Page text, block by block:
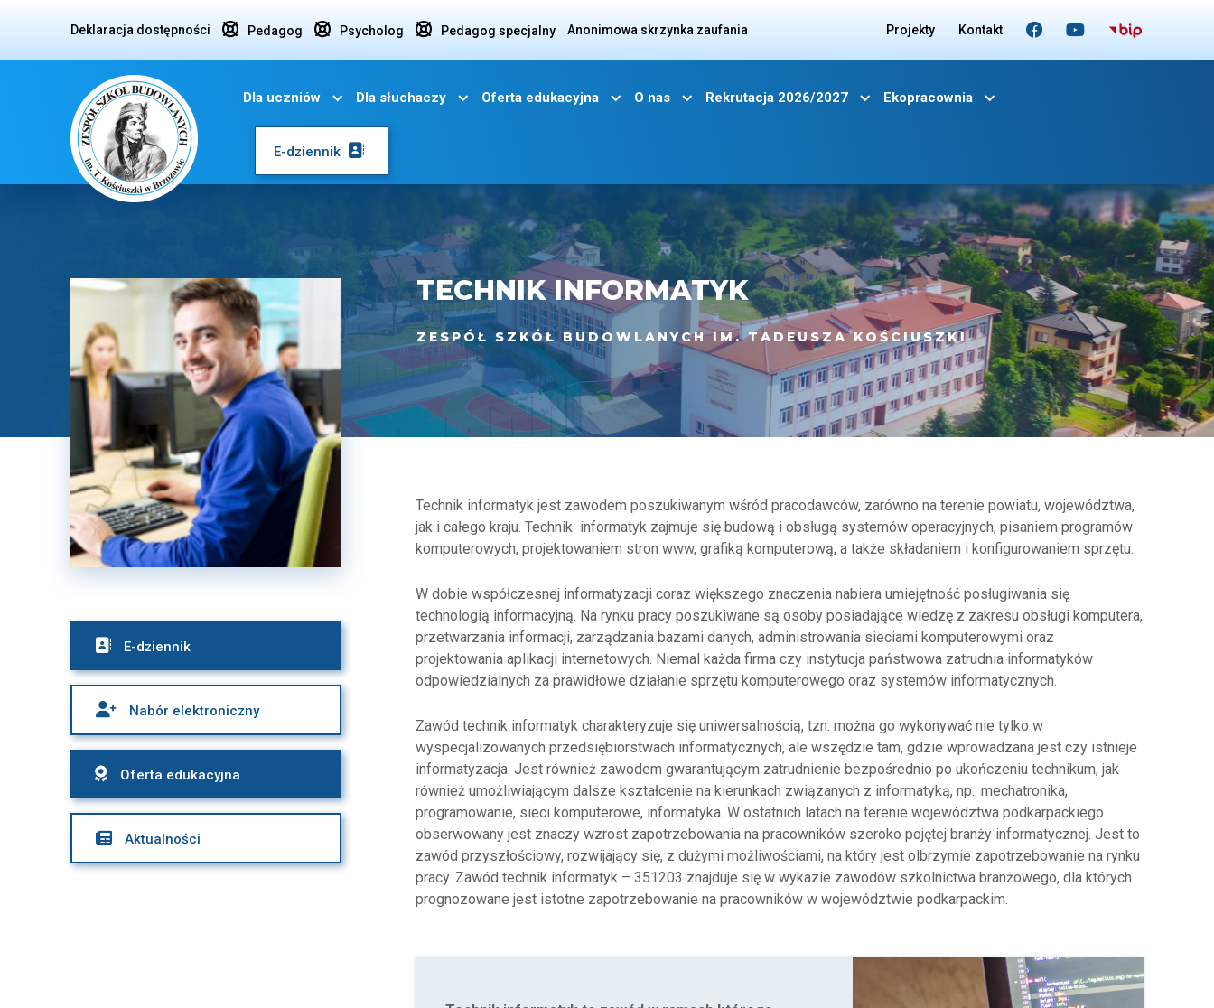
Deklaracja dostępności  Pedagog  Psycholog  Pedagog specjalny Anonimowa skrzynka zaufania Projekty Kontakt  
Dla uczniów Dla słuchaczy Oferta edukacyjna O nas Rekrutacja 2026/2027 Ekopracownia
E-dziennik 
TECHNIK INFORMATYK
ZESPÓŁ SZKÓŁ BUDOWLANYCH IM. TADEUSZA KOŚCIUSZKI
 E-dziennik
 Nabór elektroniczny
 Oferta edukacyjna
 Aktualności
Technik informatyk jest zawodem poszukiwanym wśród pracodawców, zarówno na terenie powiatu, województwa,
jak i całego kraju. Technik informatyk zajmuje się budową i obsługą systemów operacyjnych, pisaniem programów
komputerowych, projektowaniem stron www, grafiką komputerową, a także składaniem i konfigurowaniem sprzętu.
W dobie współczesnej informatyzacji coraz większego znaczenia nabiera umiejętność posługiwania się
technologią informacyjną. Na rynku pracy poszukiwane są osoby posiadające wiedzę z zakresu obsługi komputera,
przetwarzania informacji, zarządzania bazami danych, administrowania sieciami komputerowymi oraz
projektowania aplikacji internetowych. Niemal każda firma czy instytucja państwowa zatrudnia informatyków
odpowiedzialnych za prawidłowe działanie sprzętu komputerowego oraz systemów informatycznych.
Zawód technik informatyk charakteryzuje się uniwersalnością, tzn. można go wykonywać nie tylko w
wyspecjalizowanych przedsiębiorstwach informatycznych, ale wszędzie tam, gdzie wprowadzana jest czy istnieje
informatyzacja. Jest również zawodem gwarantującym zatrudnienie bezpośrednio po ukończeniu technikum, jak
również umożliwiającym dalsze kształcenie na kierunkach związanych z informatyką, np.: mechatronika,
programowanie, sieci komputerowe, informatyka. W ostatnich latach na terenie województwa podkarpackiego
obserwowany jest znaczy wzrost zapotrzebowania na pracowników szeroko pojętej branży informatycznej. Jest to
zawód przyszłościowy, rozwijający się, z dużymi możliwościami, na który jest olbrzymie zapotrzebowanie na rynku
pracy. Zawód technik informatyk – 351203 znajduje się w wykazie zawodów szkolnictwa branżowego, dla których
prognozowane jest istotne zapotrzebowanie na pracowników w województwie podkarpackim.